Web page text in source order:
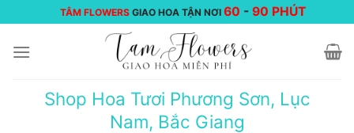
đến
nội
TÂM FLOWERS GIAO HOA TẬN NƠI 60 -90 PHÚT
Shop Hoa Tươi Phương Sơn, Lục
Nam, Bắc Giang